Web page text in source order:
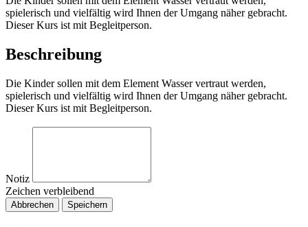
spielerisch und vielfältig wird Ihnen der Umgang näher gebracht.
Dieser Kurs ist mit Begleitperson.
Beschreibung
Die Kinder sollen mit dem Element Wasser vertraut werden,
spielerisch und vielfältig wird Ihnen der Umgang näher gebracht.
Dieser Kurs ist mit Begleitperson.
Notiz
Zeichen verbleibend
Abbrechen Speichern